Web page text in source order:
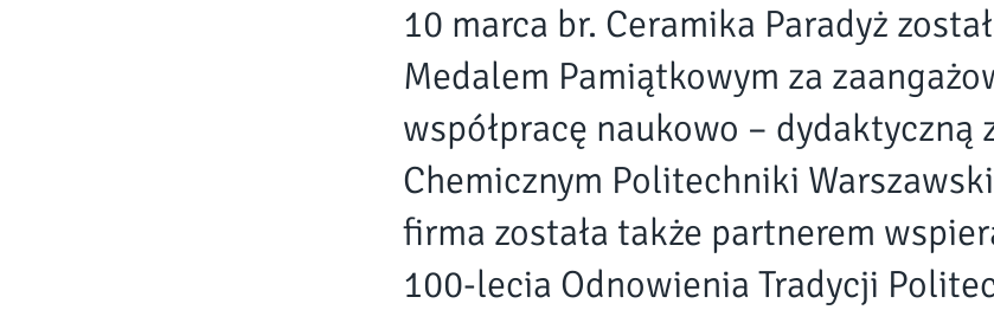
10 marca br. Ceramika Paradyż
Medalem Pamiątkowym za
współpracę naukowo – dydaktyczną
Chemicznym Politechniki
firma została także partnerem
100-lecia Odnowienia Tradycji